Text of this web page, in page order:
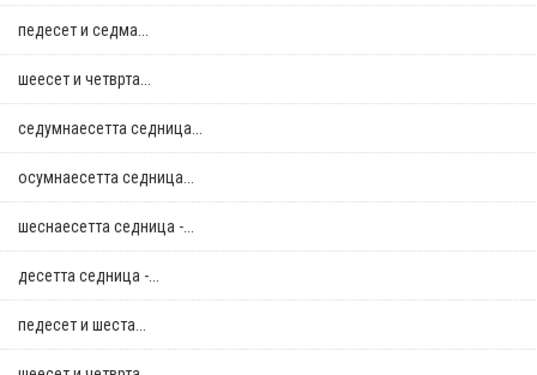
педесет и седма...
шеесет и четврта...
седумнаесетта седница...
осумнaесетта седница...
шеснаесетта седница -...
десетта седница -...
педесет и шеста...